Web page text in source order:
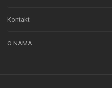
Kontakt
O NAMA